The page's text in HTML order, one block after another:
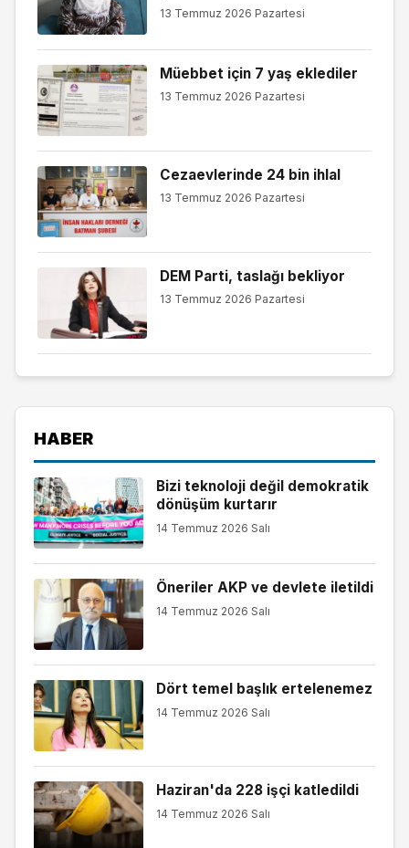
13 Temmuz 2026 Pazartesi
Müebbet için 7 yaş eklediler
13 Temmuz 2026 Pazartesi
Cezaevlerinde 24 bin ihlal
13 Temmuz 2026 Pazartesi
DEM Parti, taslağı bekliyor
13 Temmuz 2026 Pazartesi
HABER
Bizi teknoloji değil demokratik
dönüşüm kurtarır
14 Temmuz 2026 Salı
Öneriler AKP ve devlete iletildi
14 Temmuz 2026 Salı
Dört temel başlık ertelenemez
14 Temmuz 2026 Salı
Haziran'da 228 işçi katledildi
14 Temmuz 2026 Salı